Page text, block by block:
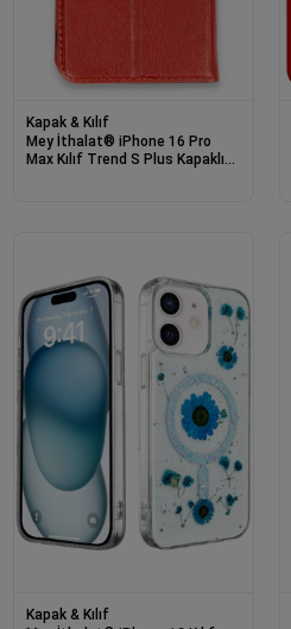
Kapak & Kılıf
Mey İthalat® iPhone 16 Pro
Max Kılıf Trend S Plus Kapaklı
Kapak & Kılıf